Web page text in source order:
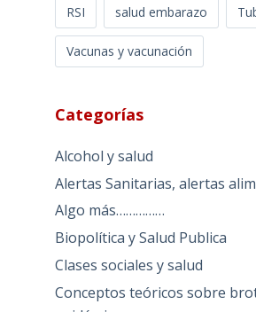
RSI salud embarazo
Vacunas y vacunación
Categorías
Alcohol y salud
Alertas Sanitarias, alertas
Algo más……………
Biopolítica y Salud Publica
Clases sociales y salud
Conceptos teóricos sobre